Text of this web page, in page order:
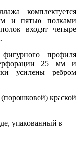
комплектуется
и пятью полками
входят четыре
профиля
25 мм и
усилены ребром
краской
упакованный в